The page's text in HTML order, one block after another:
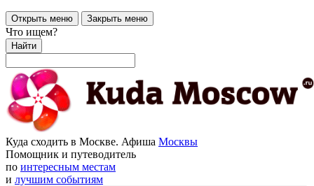
Открыть меню Закрыть меню
Что ищем?
Найти
Куда сходить в Москве. Афиша Москвы
Помощник и путеводитель
по интересным местам
и лучшим событиям